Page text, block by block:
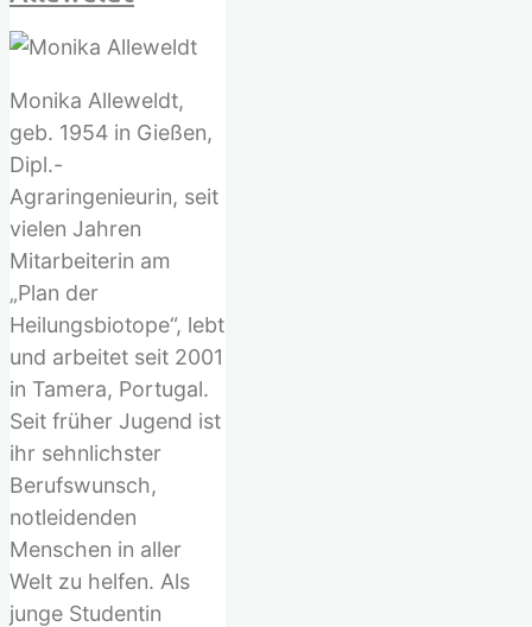
Monika Alleweldt,
geb. 1954 in Gießen,
Dipl.-
Agraringenieurin, seit
vielen Jahren
Mitarbeiterin am
„Plan der
Heilungsbiotope“, lebt
und arbeitet seit 2001
in Tamera, Portugal.
Seit früher Jugend ist
ihr sehnlichster
Berufswunsch,
notleidenden
Menschen in aller
Welt zu helfen. Als
junge Studentin